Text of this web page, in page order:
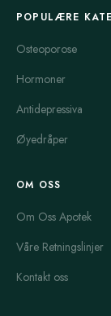
POPULÆRE
Osteoporose
Hormoner
Antidepressiva
Øyedråper
OM OSS
Om Oss Apotek
Våre Retningslinjer
Kontakt oss